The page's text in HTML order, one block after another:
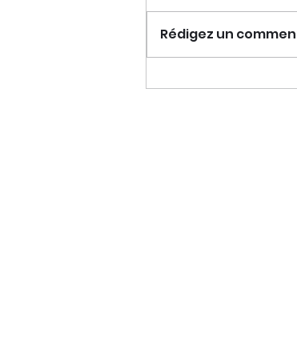
Pourquoi
Rédigez un